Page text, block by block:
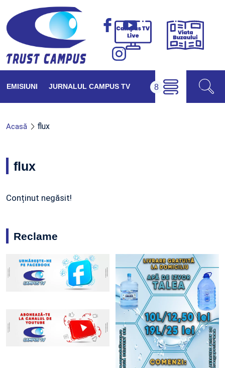
Campus
Viața
EMISIUNI JURNALUL CAMPUS TV
Acasă flux
flux
Conținut negăsit!
Reclame